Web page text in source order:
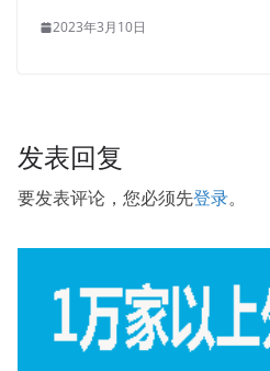
2023年3月10日
发表回复
要发表评论，您必须先登录。